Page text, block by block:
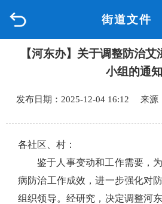
街道文件
品质城中
政府信息公开
互动回应
【河东办】关于调整防治
小组的通知
发布日期：2025-12-04 16:12 来源
各社区 、村 ：
鉴于人事变动和工作需要，
病防治工作成效，进一步强化对
组织领导。经研究，决定调整河